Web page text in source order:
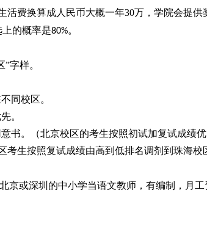
活费换算成人民币大概一年30万，学院会提供
的概率是80%。
”字样。
同校区。
。
书。（北京校区的考生按照初试加复试成绩
生按照复试成绩由高到低排名调剂到珠海校
京或深圳的中小学当语文教师，有编制，月